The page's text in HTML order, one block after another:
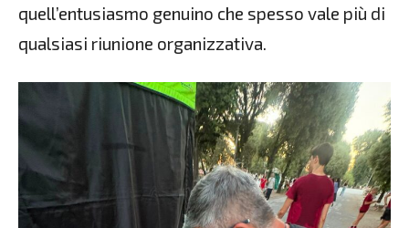
quell’entusiasmo genuino che spesso vale più di
qualsiasi riunione organizzativa.